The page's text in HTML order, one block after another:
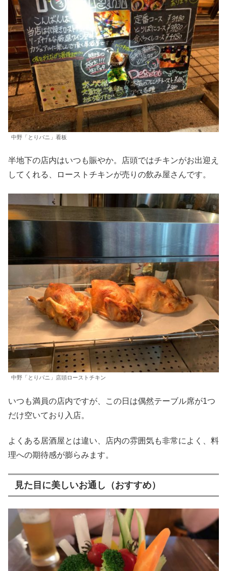
中野「とりパニ」看板
半地下の店内はいつも賑やか。店頭ではチキンがお出迎え
してくれる、ローストチキンが売りの飲み屋さんです。
中野「とりパニ」店頭ローストチキン
いつも満員の店内ですが、この日は偶然テーブル席が1つ
だけ空いており入店。
よくある居酒屋とは違い、店内の雰囲気も非常によく、料
理への期待感が膨らみます。
見た目に美しいお通し（おすすめ）